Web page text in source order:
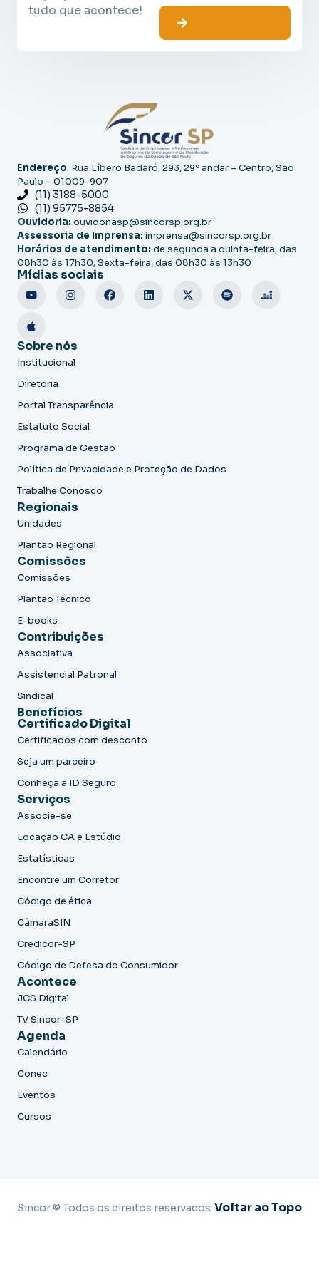
tudo que acontece!
Endereço: Rua Líbero Badaró, 293, 29º andar – Centro, São
Paulo – 01009-907
(11) 3188-5000
(11) 95775-8854
Ouvidoria: ouvidoriasp@sincorsp.org.br
Assessoria de Imprensa: imprensa@sincorsp.org.br
Horários de atendimento: de segunda a quinta-feira, das
08h30 às 17h30; Sexta-feira, das 08h30 às 13h30
Mídias sociais
Sobre nós
Institucional
Diretoria
Portal Transparência
Estatuto Social
Programa de Gestão
Política de Privacidade e Proteção de Dados
Trabalhe Conosco
Regionais
Unidades
Plantão Regional
Comissões
Comissões
Plantão Técnico
E-books
Contribuições
Associativa
Assistencial Patronal
Sindical
Benefícios
Certificado Digital
Certificados com desconto
Seja um parceiro
Conheça a ID Seguro
Serviços
Associe-se
Locação CA e Estúdio
Estatísticas
Encontre um Corretor
Código de ética
CâmaraSIN
Credicor-SP
Código de Defesa do Consumidor
Acontece
JCS Digital
TV Sincor-SP
Agenda
Calendário
Conec
Eventos
Cursos
Sincor © Todos os direitos reservados Voltar ao Topo